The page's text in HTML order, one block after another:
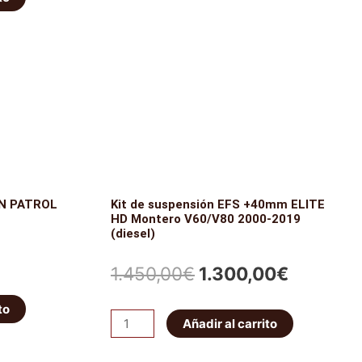
PATROL
Kit de suspensión EFS +40mm ELITE
HD Montero V60/V80 2000-2019
(diesel)
1.450,00€ El
precio
original
1.300,00€
actual
Kit
de
Añadir al carrito